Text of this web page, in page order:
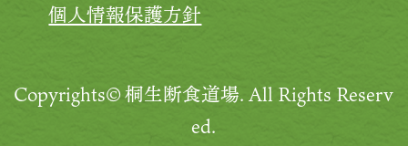
個人情報保護方針
Copyrights©桐生断食道場.All Rights Reserv
ed.